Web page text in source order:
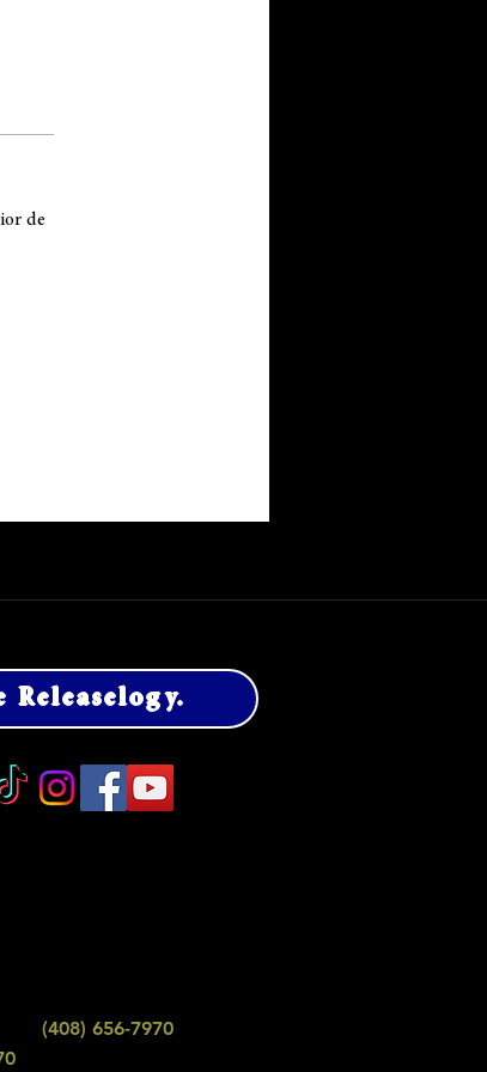
de
Releaselogy.
(408) 656-7970